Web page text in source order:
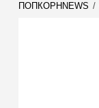
ПОПКОРНNEWS /